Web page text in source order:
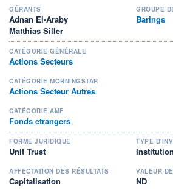
GÉRANTS
Adnan El-Araby
Matthias Siller
GROUPE
Barings
CATÉGORIE GÉNÉRALE
Actions Secteurs
CATÉGORIE MORNINGSTAR
Actions Secteur Autres
CATÉGORIE AMF
Fonds etrangers
FORME JURIDIQUE
Unit Trust
TYPE
AFFECTATION DES RÉSULTATS
Capitalisation
VALEUR
ND